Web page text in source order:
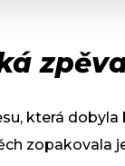
která
zopakovala